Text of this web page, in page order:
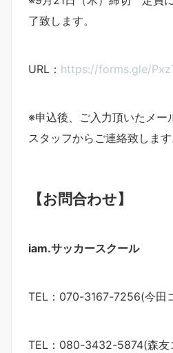
了致します。
URL： https://forms.gle/
※申込後、ご入力頂いたメー
スタッフからご連絡致します
【お問合わせ】
iam.サッカースクール
TEL：070-3167-7256(今田
TEL：080-3432-5874(森友